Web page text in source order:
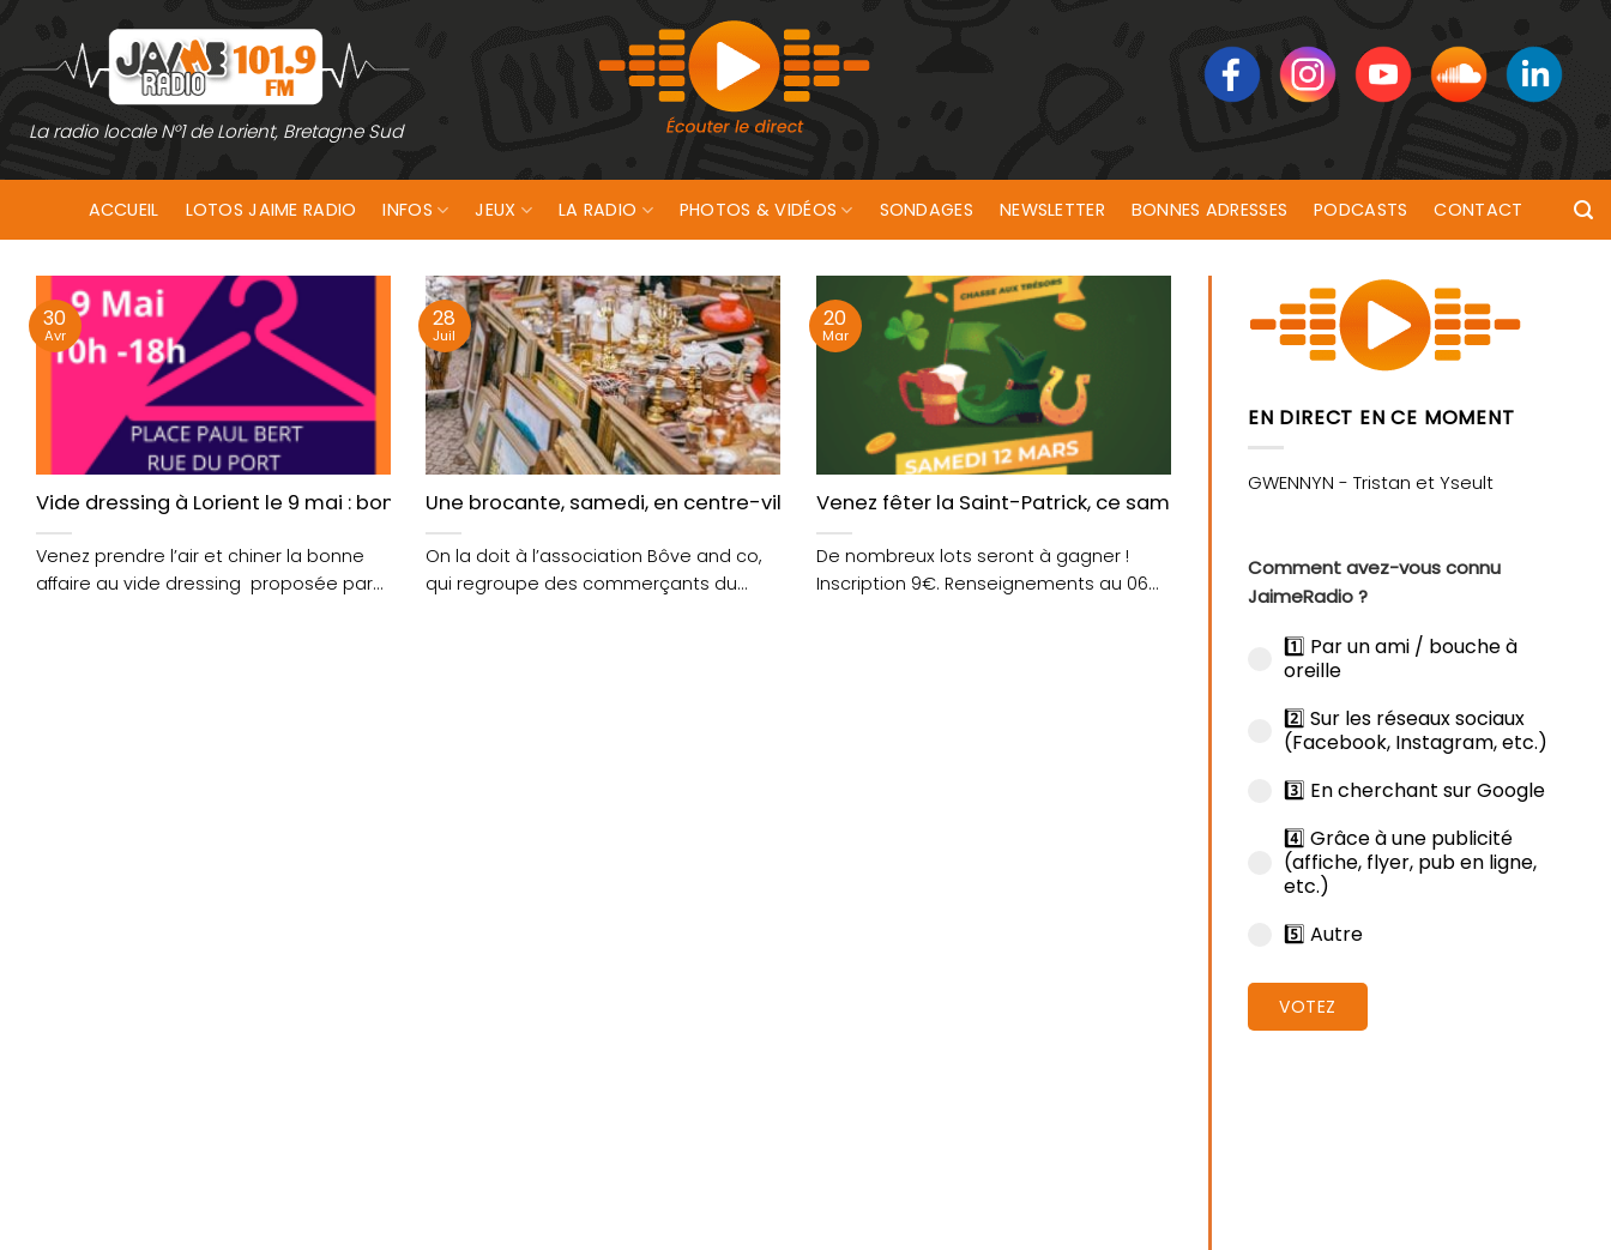
contenu
La radio locale N°1 de Lorient, Bretagne Sud
ACCUEIL LOTOS JAIME RADIO INFOS JEUX LA RADIO PHOTOS & VIDÉOS SONDAGES NEWSLETTER BONNES ADRESSES PODCASTS CONTACT
Vide dressing à Lorient le 9 mai : bonnes affaires avec Bove and Co !
Venez prendre l’air et chiner la bonne
affaire au vide dressing proposée par
30
Avr
Une brocante, samedi, en centre-ville de Lorient
On la doit à l’association Bôve and co,
qui regroupe des commerçants du
28
Juil
Venez fêter la Saint-Patrick, ce samedi 12 mars cours de la Bôve à Lorient !
De nombreux lots seront à gagner !
Inscription 9€. Renseignements au 06
20
Mar
EN DIRECT EN CE MOMENT
Comment avez-vous connu
JaimeRadio ?
1️⃣ Par un ami / bouche à
oreille
2️⃣ Sur les réseaux sociaux
(Facebook, Instagram, etc.)
3️⃣ En cherchant sur Google
4️⃣ Grâce à une publicité
(affiche, flyer, pub en ligne,
etc.)
5️⃣ Autre
VOTEZ